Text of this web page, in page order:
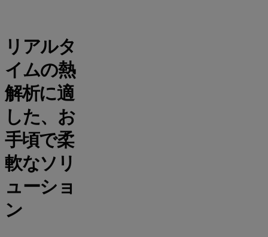
リアルタ
イムの熱
解析に適
した、お
手頃で柔
軟なソリ
ューショ
ン